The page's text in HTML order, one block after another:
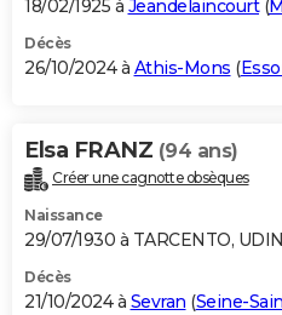
18/02/1925 à Jeandelaincourt(
Décès
26/10/2024 à Athis-Mons (
Elsa FRANZ (94 ans)
Créer une cagnotte obsèques
Naissance
29/07/1930 à TARCENTO,
Décès
21/10/2024 à Sevran (Seine-